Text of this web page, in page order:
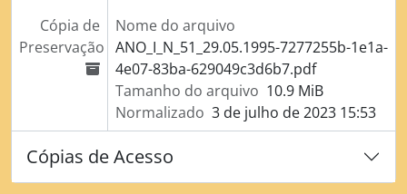
Cópia de
Preservação
Nome do arquivo
ANO_I_N_51_29.05.1995-7277255b-1e1a-
4e07-83ba-629049c3d6b7.pdf
Tamanho do arquivo 10.9 MiB
Normalizado 3 de julho de 2023 15:53
Cópias de Acesso